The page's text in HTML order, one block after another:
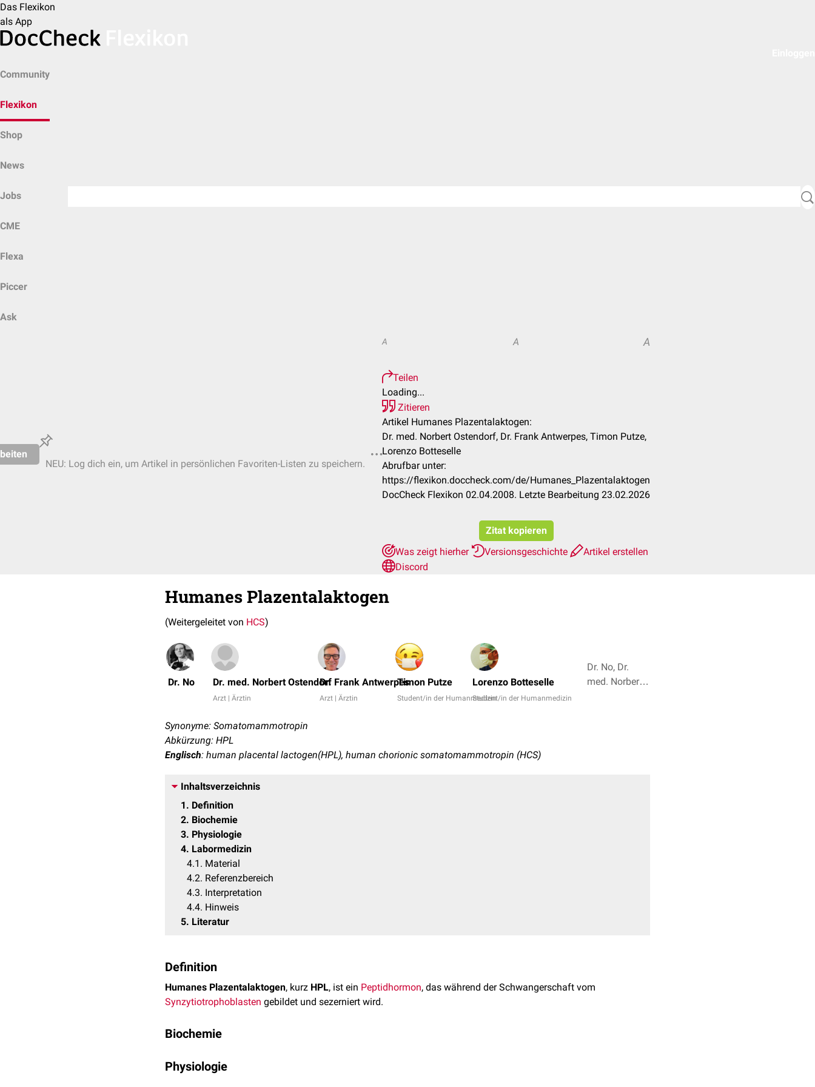
Das Flexikon
als App
Community
Flexikon
Shop
News
Jobs
CME
Flexa
Piccer
Ask
NEU: Log dich ein, um Artikel in persönlichen Favoriten-Listen zu speichern.
A A A
Teilen
Loading...
Zitieren
Artikel Humanes Plazentalaktogen:
Dr. med. Norbert Ostendorf, Dr. Frank Antwerpes, Timon Putze,
Lorenzo Botteselle
Abrufbar unter:
https://flexikon.doccheck.com/de/Humanes_Plazentalaktogen
DocCheck Flexikon 02.04.2008. Letzte Bearbeitung 23.02.2026
Zitat kopieren
Was zeigt hierher
Versionsgeschichte
Artikel erstellen
Discord
Humanes Plazentalaktogen
(Weitergeleitet von HCS)
Dr. No Dr. med. Norbert Ostendorf
Arzt | Ärztin
Dr. Frank Antwerpes
Arzt | Ärztin
Timon Putze
Student/in der Humanmedizin
Lorenzo Botteselle
Student/in der Humanmedizin
Dr. No, Dr.
med. Norbert
Synonyme: Somatomammotropin
Abkürzung: HPL
Englisch: human placental lactogen(HPL), human chorionic somatomammotropin (HCS)
Inhaltsverzeichnis
1
Definition
2 Biochemie
3 Physiologie
4 Labormedizin
4.1
Material
4.2 Referenzbereich
4.3 Interpretation
4.4 Hinweis
5 Literatur
Definition
Humanes Plazentalaktogen, kurz HPL, ist ein Peptidhormon, das während der Schwangerschaft vom
Synzytiotrophoblasten gebildet und sezerniert wird.
Biochemie
verknüpft sind. Es besitzt eine Molekülmasse von rund 22
Physiologie